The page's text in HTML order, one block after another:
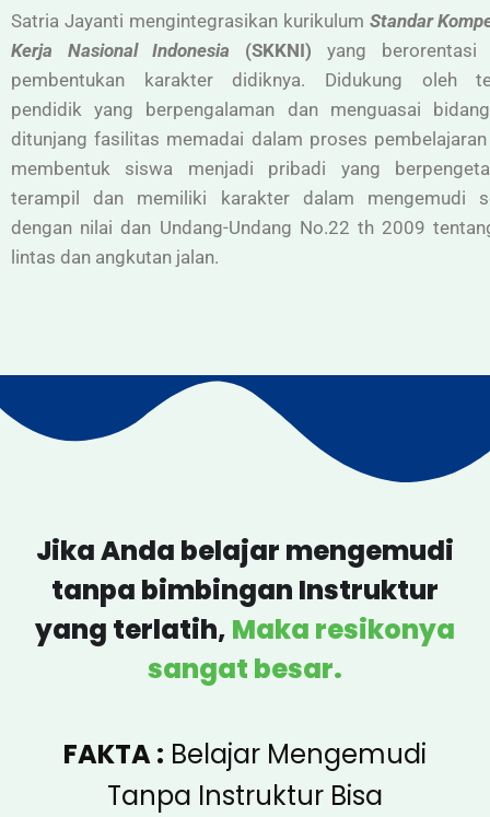
Satria Jayanti mengintegrasikan kurikulum Standar
Kerja Nasional Indonesia
(SKKNI) yang berorentasi
pembentukan karakter didiknya. Didukung oleh
pendidik yang berpengalaman dan menguasai
ditunjang fasilitas memadai dalam proses
membentuk siswa menjadi pribadi yang
terampil dan memiliki karakter dalam mengemudi
dengan nilai dan Undang-Undang No.22 th 2009
lintas dan angkutan jalan.
Jika Anda belajar mengemudi
tanpa bimbingan Instruktur
yang terlatih, Maka resikonya
sangat besar.
FAKTA : Belajar Mengemudi
Tanpa Instruktur Bisa